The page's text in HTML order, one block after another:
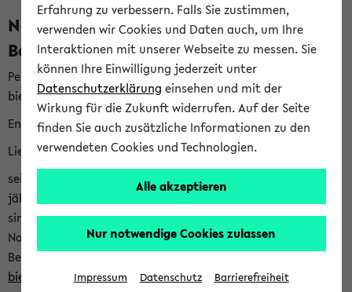
Nachhaltigkeitspreis 2026:
Bewerbungsphase gestartet (06.08.26)
Per E-Mail eingestellt von nachhaltigkeitsbuero@uni-
bielefeld.de an den Verteiler 'Alle Studierenden':
English version below
Liebe Studierende,
seit 2023 verleiht das Rektorat der Universität Bielefeld
jährlich den Nachhaltigkeitspreis für Abschlussarbeiten. Sie
sind herzlich eingeladen sich mit Ihrer Abschlussarbeit beim
Nachhaltigkeitsbüro zu bewerben. Bitte nutzen Sie für Ihre
Bewerbung dieses Formular<https://formulare.uni-
bielefeld.de/frontend-server/form/provide/913/>. Die
Erfahrung zu verbessern. Falls Sie zustimmen,
verwenden wir Cookies und Daten auch, um Ihre
Interaktionen mit unserer Webseite zu messen. Sie
können Ihre Einwilligung jederzeit unter
Datenschutzerklärung einsehen und mit der
Wirkung für die Zukunft widerrufen. Auf der Seite
finden Sie auch zusätzliche Informationen zu den
verwendeten Cookies und Technologien.
Alle akzeptieren
Nur notwendige Cookies zulassen
Impressum Datenschutz Barrierefreiheit